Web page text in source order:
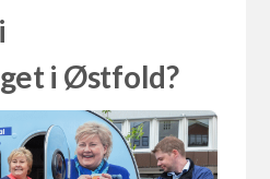
i Østfold?